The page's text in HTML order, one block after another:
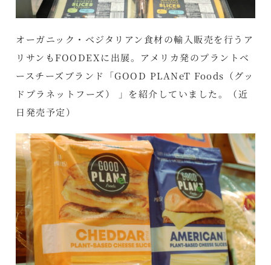
オーガニック・ベジタリアン食材の輸入販売を行うア
リサンもFOODEXに出展。アメリカ発のプラントベ
ースチーズブランド「GOOD PLANeT Foods（グッ
ドプラネットフーズ） 」を紹介していました。（近
日発売予定）